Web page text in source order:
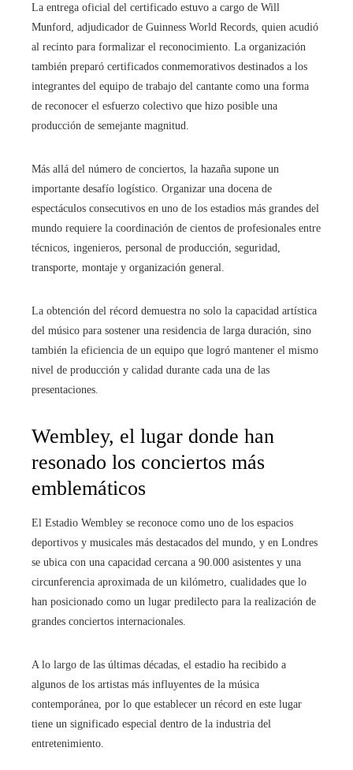
La entrega oficial del certificado estuvo a cargo de Will
Munford, adjudicador de Guinness World Records, quien acudió
al recinto para formalizar el reconocimiento. La organización
también preparó certificados conmemorativos destinados a los
integrantes del equipo de trabajo del cantante como una forma
de reconocer el esfuerzo colectivo que hizo posible una
producción de semejante magnitud.
Más allá del número de conciertos, la hazaña supone un
importante desafío logístico. Organizar una docena de
espectáculos consecutivos en uno de los estadios más grandes del
mundo requiere la coordinación de cientos de profesionales entre
técnicos, ingenieros, personal de producción, seguridad,
transporte, montaje y organización general.
La obtención del récord demuestra no solo la capacidad artística
del músico para sostener una residencia de larga duración, sino
también la eficiencia de un equipo que logró mantener el mismo
nivel de producción y calidad durante cada una de las
presentaciones.
Wembley, el lugar donde han
resonado los conciertos más
emblemáticos
El Estadio Wembley se reconoce como uno de los espacios
deportivos y musicales más destacados del mundo, y en Londres
se ubica con una capacidad cercana a 90.000 asistentes y una
circunferencia aproximada de un kilómetro, cualidades que lo
han posicionado como un lugar predilecto para la realización de
grandes conciertos internacionales.
A lo largo de las últimas décadas, el estadio ha recibido a
algunos de los artistas más influyentes de la música
contemporánea, por lo que establecer un récord en este lugar
tiene un significado especial dentro de la industria del
entretenimiento.